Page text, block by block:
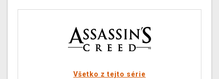
Všetko z tejto série